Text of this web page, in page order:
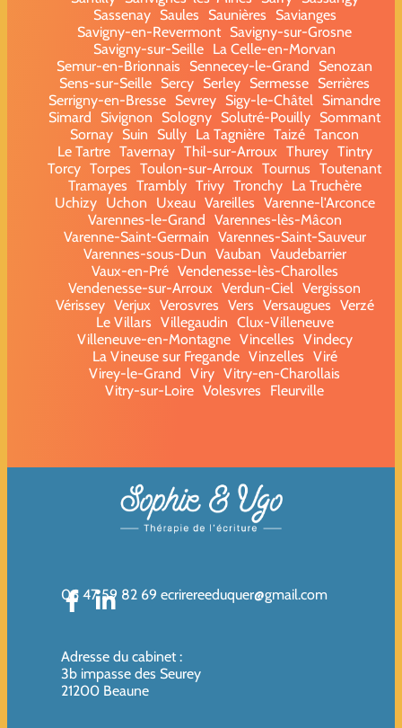
Sassenay
Saules Saunières
Savianges
Savigny-en-Revermont Savigny-sur-Grosne
Savigny-sur-Seille La Celle-en-Morvan
Semur-en-Brionnais
Sennecey-le-Grand
Senozan
Sens-sur-Seille Sercy Serley Sermesse Serrières
Serrigny-en-Bresse Sevrey Sigy-le-Châtel
Simandre
Simard
Sivignon Sologny Solutré-Pouilly Sommant
Sornay Suin Sully La Tagnière Taizé Tancon
Le Tartre Tavernay Thil-sur-Arroux Thurey Tintry
Torcy Torpes Toulon-sur-Arroux Tournus Toutenant
Tramayes Trambly Trivy Tronchy
La Truchère
Uchizy
Uchon Uxeau Vareilles Varenne-l'Arconce
Varennes-le-Grand Varennes-lès-Mâcon
Varenne-Saint-Germain Varennes-Saint-Sauveur
Varennes-sous-Dun Vauban Vaudebarrier
Vaux-en-Pré Vendenesse-lès-Charolles
Vendenesse-sur-Arroux Verdun-Ciel Vergisson
Vérissey Verjux Verosvres Vers Versaugues Verzé
Le Villars Villegaudin Clux-Villeneuve
Villeneuve-en-Montagne Vincelles Vindecy
La Vineuse sur Fregande Vinzelles Viré
Virey-le-Grand Viry Vitry-en-Charollais
Vitry-sur-Loire Volesvres Fleurville
06 47 59 82 69 ecrirereeduquer@gmail.com
Adresse du cabinet :
3b impasse des Seurey
21200 Beaune